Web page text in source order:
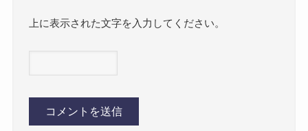
上に表示された文字を入力してください。